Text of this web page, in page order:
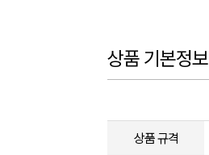
상품 기본정보
상품 규격